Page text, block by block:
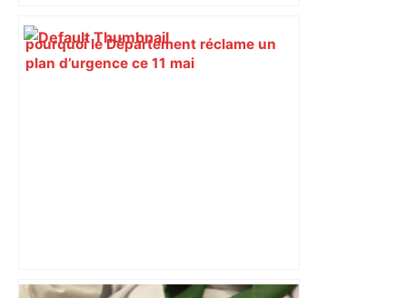
pourquoi le Département réclame un
plan d’urgence ce 11 mai